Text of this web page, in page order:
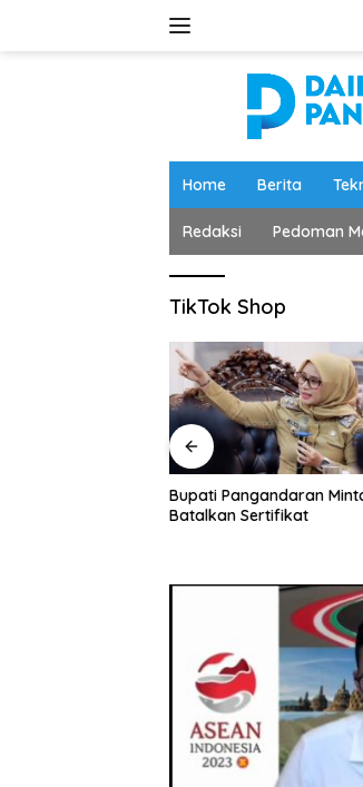
Home Berita
Redaksi Pedoman
TikTok Shop
Batubara Pangandaran
Terkendala Cuaca, Pemkab